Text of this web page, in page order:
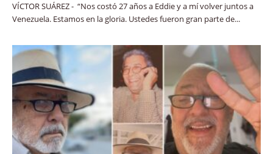
VÍCTOR SUÁREZ - “Nos costó 27 años a Eddie y a mí volver juntos a
Venezuela. Estamos en la gloria. Ustedes fueron gran parte de...